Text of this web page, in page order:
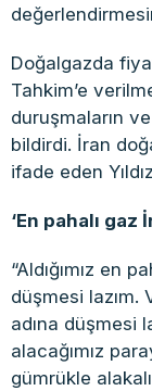
Doğalgazda
Tahkim’e
duruşmaların
bildirdi. İran
ifade eden
‘En pahalı gaz
“Aldığımız en
düşmesi lazım.
adına düşmesi
alacağımız
gümrükle